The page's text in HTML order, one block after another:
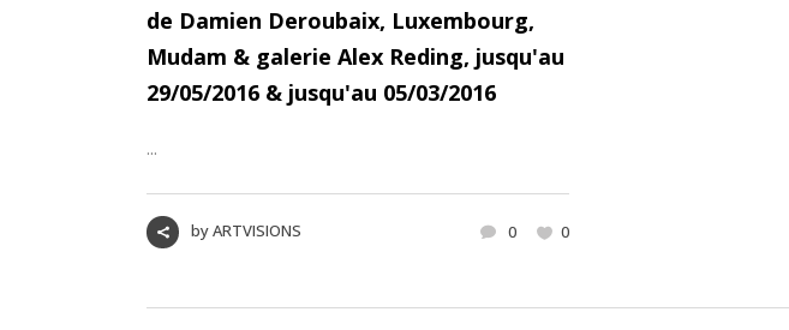
de Damien Deroubaix, Luxembourg,
Mudam & galerie Alex Reding, jusqu'au
29/05/2016 & jusqu'au 05/03/2016
...
byARTVISIONS 0 0